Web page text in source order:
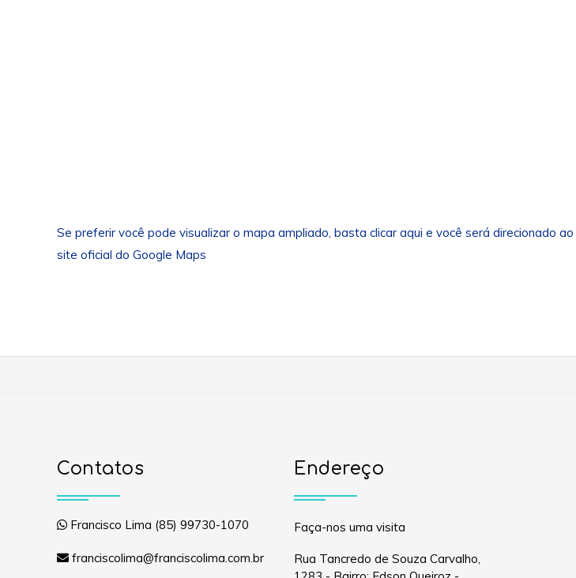
Se preferir você pode visualizar o mapa ampliado, basta clicar aqui e você será direcionado ao
site oficial do Google Maps
Contatos
Francisco Lima (85) 99730-1070
franciscolima@franciscolima.com.br
Endereço
Faça-nos uma visita
Rua Tancredo de Souza Carvalho,